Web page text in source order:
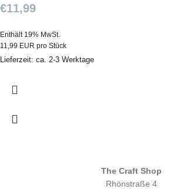
€11,99
Enthält 19% MwSt.
11,99 EUR pro Stück
Lieferzeit: ca. 2-3 Werktage
The Craft Shop
Rhönstraße 4